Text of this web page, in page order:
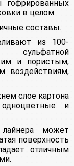
гофрированных
в целом.
составы.
из 100-
сульфатной
и пористым,
воздействиям,
слое картона
одноцветные и
может
поверхность
отличным